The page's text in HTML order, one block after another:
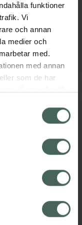
funktioner
Vi
och annan
medier och
med.
med annan
som de har
påverkar inte
återkallelsen.
produkt
Pris online
109 kr
KöpBraun
No Touch
1 st
produkt